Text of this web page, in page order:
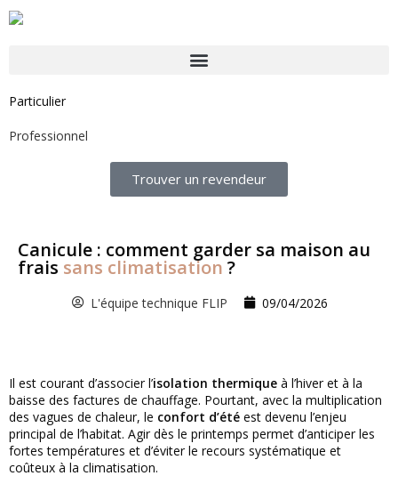
Particulier
Professionnel
Trouver un revendeur
Canicule : comment garder sa maison au
frais sans climatisation ?
L'équipe technique FLIP 09/04/2026
Il est courant d’associer l’isolation thermique à l’hiver et à la
baisse des factures de chauffage. Pourtant, avec la multiplication
des vagues de chaleur, le confort d’été est devenu l’enjeu
principal de l’habitat. Agir dès le printemps permet d’anticiper les
fortes températures et d’éviter le recours systématique et
coûteux à la climatisation.